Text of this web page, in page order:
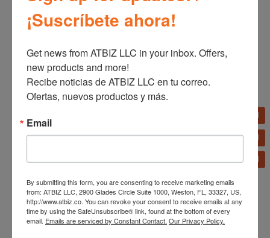
Productos relacionados
Licuadora Clásica de 2
Velocidades Oster 465-15
Arrocera Multiusos Oster
Función Sofrito 10-12
¡Suscríbete ahora!
Get news from ATBIZ LLC in your inbox. Offers,
new products and more!
Recibe noticias de ATBIZ LLC en tu correo.
Ofertas, nuevos productos y más.
Email
By submitting this form, you are consenting to receive marketing emails
from: ATBIZ LLC, 2900 Glades Circle Suite 1000, Weston, FL, 33327, US,
http://www.atbiz.co. You can revoke your consent to receive emails at any
time by using the SafeUnsubscribe® link, found at the bottom of every
email. Emails are serviced by Constant Contact. Our Privacy Policy.